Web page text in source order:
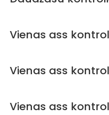
Vienas ass
Vienas ass
Vienas ass